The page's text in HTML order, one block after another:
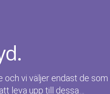
och vi väljer endast de som
leva upp till dessa…